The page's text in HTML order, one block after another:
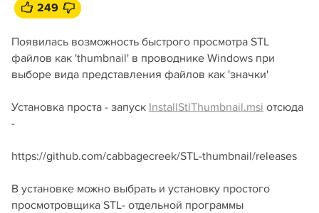
249
Появилась возможность быстрого просмотра STL
файлов как 'thumbnail' в проводнике Windows при
выборе вида представления файлов как 'значки'
Установка проста - запуск InstallStlThumbnail.msi отсюда
-
https://github.com/cabbagecreek/STL-thumbnail/releases
В установке можно выбрать и установку простого
просмотровщика STL- отдельной программы